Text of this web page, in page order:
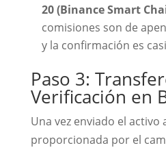
20 (Binance Smart
comisiones son de
y la confirmación es
Paso 3:
Verificación en
Una vez enviado el activo
proporcionada por el